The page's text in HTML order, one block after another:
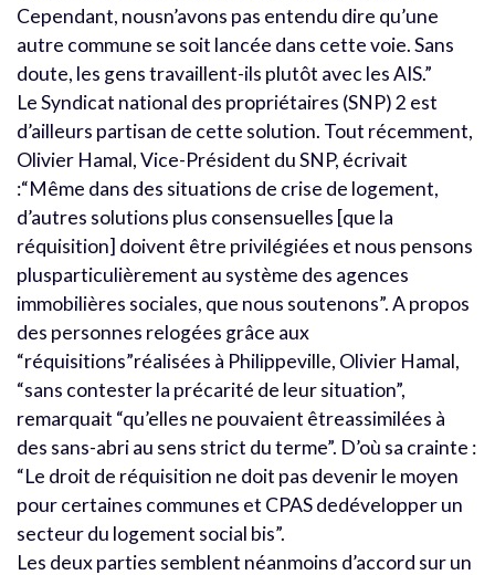
Cependant, nousn’avons pas entendu dire qu’une
autre commune se soit lancée dans cette voie. Sans
doute, les gens travaillent-ils plutôt avec les AIS.”
Le Syndicat national des propriétaires (SNP) 2 est
d’ailleurs partisan de cette solution. Tout récemment,
Olivier Hamal, Vice-Président du SNP, écrivait
:“Même dans des situations de crise de logement,
d’autres solutions plus consensuelles [que la
réquisition] doivent être privilégiées et nous pensons
plusparticulièrement au système des agences
immobilières sociales, que nous soutenons”. A propos
des personnes relogées grâce aux
“réquisitions”réalisées à Philippeville, Olivier Hamal,
“sans contester la précarité de leur situation”,
remarquait “qu’elles ne pouvaient êtreassimilées à
des sans-abri au sens strict du terme”. D’où sa crainte :
“Le droit de réquisition ne doit pas devenir le moyen
pour certaines communes et CPAS dedévelopper un
secteur du logement social bis”.
Les deux parties semblent néanmoins d’accord sur un